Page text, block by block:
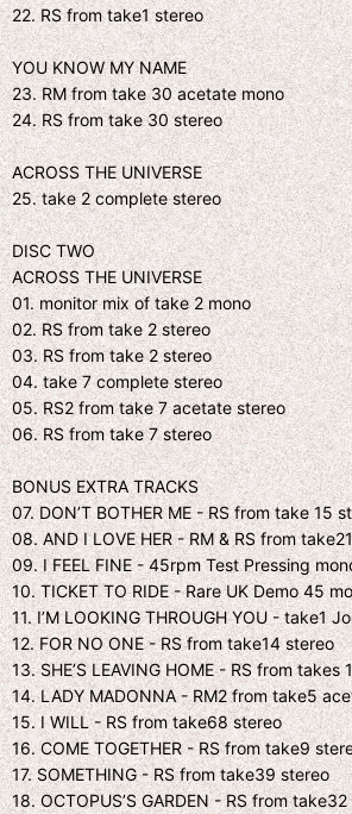
22. RS from take1 stereo
YOU KNOW MY NAME
23. RM from take 30 acetate mono
24. RS from take 30 stereo
ACROSS THE UNIVERSE
25. take 2 complete stereo
DISC TWO
ACROSS THE UNIVERSE
01. monitor mix of take 2 mono
02. RS from take 2 stereo
03. RS from take 2 stereo
04. take 7 complete stereo
05. RS2 from take 7 acetate stereo
06. RS from take 7 stereo
BONUS EXTRA TRACKS
07. DON’T BOTHER ME - RS from take 15
08. AND I LOVE HER - RM & RS from
09. I FEEL FINE - 45rpm Test Pressing
10. TICKET TO RIDE - Rare UK Demo 45
11. I’M LOOKING THROUGH YOU - take1
12. FOR NO ONE - RS from take14 stereo
13. SHE’S LEAVING HOME - RS from takes
14. LADY MADONNA - RM2 from take5
15. I WILL - RS from take68 stereo
16. COME TOGETHER - RS from take9
17. SOMETHING - RS from take39 stereo
18. OCTOPUS’S GARDEN - RS from